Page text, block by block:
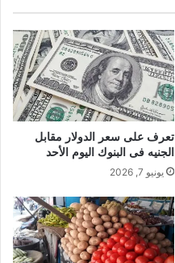
تعرف على سعر الدولار مقابل
الجنيه فى البنوك اليوم الأحد
يونيو 7, 2026